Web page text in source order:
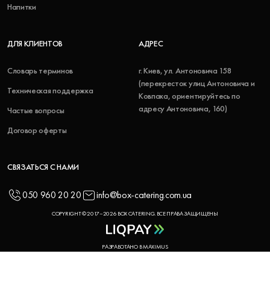
Напитки
ДЛЯ КЛИЕНТОВ
Словарь терминов
Техническая поддержка
Частые вопросы
Договор оферты
АДРЕС
г. Киев, ул. Антоновича 158
(перекресток улиц Антоновича и
Ковпака, ориентируйтесь по
адресу Антоновича, 160)
СВЯЗАТЬСЯ С НАМИ
050 960 20 20 info@box-catering.com.ua
COPYRIGHT © 2017–2026 BOX CATERING. ВСЕ ПРАВА ЗАЩИЩЕНЫ
РАЗРАБОТАНО В MAXIMUS